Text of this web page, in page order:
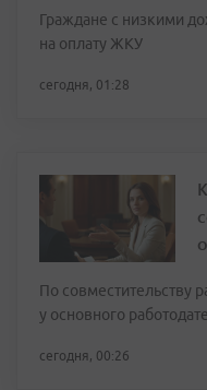
Граждане с низкими
на оплату ЖКУ
сегодня, 01:28
По совместительству
у основного
сегодня, 00:26